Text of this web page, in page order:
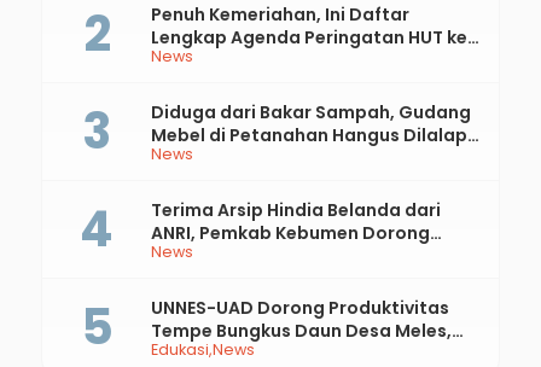
News
Penuh Kemeriahan, Ini Daftar
Lengkap Agenda Peringatan HUT ke-
81 RI dan Hari Jadi ke-397 Kabupaten
News
Diduga dari Bakar Sampah, Gudang
Mebel di Petanahan Hangus Dilalap
Api
News
Terima Arsip Hindia Belanda dari
ANRI, Pemkab Kebumen Dorong
Integrasi Sejarah, Geopark, dan
Edukasi News
UNNES-UAD Dorong Produktivitas
Tempe Bungkus Daun Desa Meles,
Bantu Mesin dan Pendampingan